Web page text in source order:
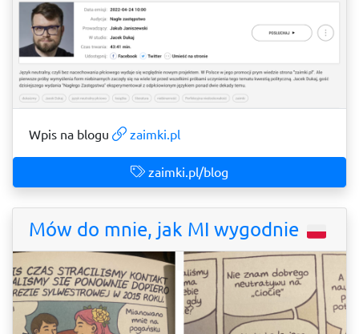
Wpis na blogu zaimki.pl
zaimki.pl/blog
Mów do mnie, jak MI wygodnie